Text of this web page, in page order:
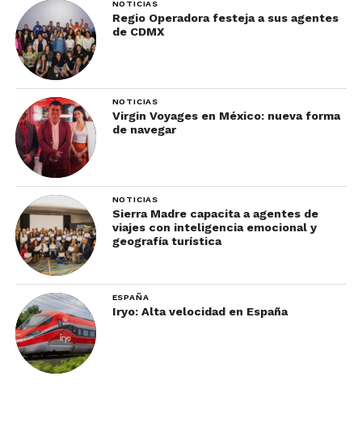
NOTICIAS
Regio Operadora festeja a sus agentes
de CDMX
NOTICIAS
Virgin Voyages en México: nueva forma
de navegar
NOTICIAS
Sierra Madre capacita a agentes de
viajes con inteligencia emocional y
geografía turística
ESPAÑA
Iryo: Alta velocidad en España